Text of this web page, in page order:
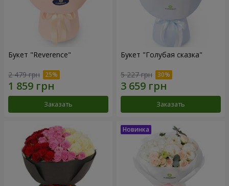
Букет "Reverence"
2 479 грн
Заказать
Букет "Голубая сказка"
5 227 грн
Заказать